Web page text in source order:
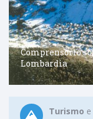
Comprensorio
Lombardia
Turismo